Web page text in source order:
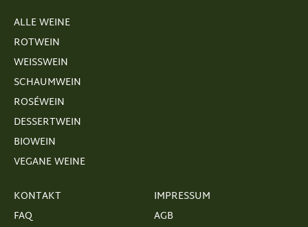
ALLE WEINE
ROTWEIN
WEISSWEIN
SCHAUMWEIN
ROSÉWEIN
DESSERTWEIN
BIOWEIN
VEGANE WEINE
KONTAKT
FAQ
IMPRESSUM
AGB